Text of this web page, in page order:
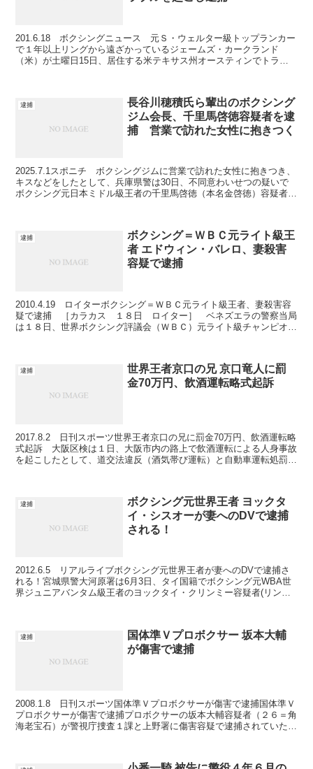
201.6.18 ボクシングニュース 元Ｓ・ウェルター級トップランカー
で１年以上リングから遠ざかっているジェームズ・カークランド
（米）が土曜日15日、居住する米テキサス州オースティンでトラブ
逮捕
長谷川穂積氏ら輩出のボクシング
ジム会長、千里馬啓徳容疑者を逮
捕 営業で訪れた女性に抱きつく
2025.7.1スポニチ ボクシングジムに営業で訪れた女性に抱きつき、
キスなどをしたとして、兵庫県警は30日、不同意わいせつの疑いで
ボクシング元日本ミドル級王者の千里馬啓徳（本名金啓徳）容疑者
逮捕
ボクシング＝ＷＢＣ元ライト級王
者 エドウィン・バレロ、妻殺害
容疑で逮捕
2010.4.19 ロイターボクシング＝ＷＢＣ元ライト級王者、妻殺害容
疑で逮捕 ［カラカス １８日 ロイター］ ベネズエラの警察当局
は１８日、世界ボクシング評議会（ＷＢＣ）元ライト級チャンピオン
逮捕
世界王者京口の兄 京口竜人に罰
金70万円、飲酒運転略式起訴
2017.8.2 日刊スポーツ世界王者京口の兄に罰金70万円、飲酒運転略
式起訴 大阪区検は１日、大阪市内の路上で飲酒運転による人身事故
を起こしたとして、道交法違反（酒気帯び運転）と自動車運転処罰法
逮捕
ボクシング元世界王者 ヨックタ
イ・シスオーが妻へのDVで逮捕
される！
2012.6.5 リアルライブボクシング元世界王者が妻へのDVで逮捕さ
れる！宮城県警大河原署は6月3日、タイ国籍でボクシング元WBA世
界ジュニアバンタム級王者のヨックタイ・クリンミー容疑者(リング
逮捕
国体準Ｖプロボクサー 坂本大輔
が傷害で逮捕
2008.1.8 日刊スポーツ国体準Ｖプロボクサーが傷害で逮捕国体準Ｖ
プロボクサーが傷害で逮捕プロボクサーの坂本大輔容疑者（２６＝角
海老宝石）が警視庁捜査１課と上野署に傷害容疑で逮捕されていたこ